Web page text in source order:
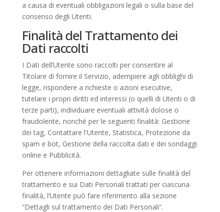
a causa di eventuali obbligazioni legali o sulla base del
consenso degli Utenti.
Finalità del Trattamento dei
Dati raccolti
I Dati dell’Utente sono raccolti per consentire al
Titolare di fornire il Servizio, adempiere agli obblighi di
legge, rispondere a richieste o azioni esecutive,
tutelare i propri diritti ed interessi (o quelli di Utenti o di
terze parti), individuare eventuali attività dolose o
fraudolente, nonché per le seguenti finalità: Gestione
dei tag, Contattare l'Utente, Statistica, Protezione da
spam e bot, Gestione della raccolta dati e dei sondaggi
online e Pubblicità.
Per ottenere informazioni dettagliate sulle finalità del
trattamento e sui Dati Personali trattati per ciascuna
finalità, l’Utente può fare riferimento alla sezione
“Dettagli sul trattamento dei Dati Personali”.